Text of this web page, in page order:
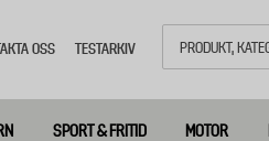
OSS TESTARKIV
SPORT & FRITID MOTOR